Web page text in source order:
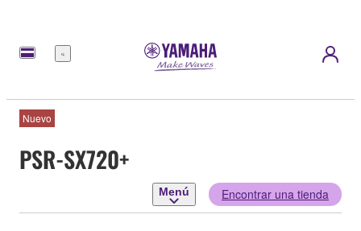
Menú
Nuevo
PSR-SX720+
Menú Encontrar una tienda